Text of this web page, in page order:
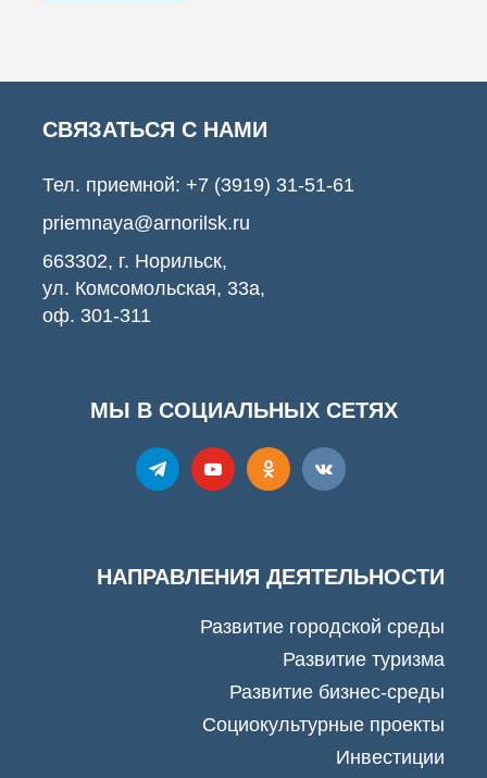
СВЯЗАТЬСЯ С НАМИ
Тел. приемной: +7 (3919) 31-51-61
priemnaya@arnorilsk.ru
663302, г. Норильск,
ул. Комсомольская, 33а,
оф. 301-311
МЫ В СОЦИАЛЬНЫХ СЕТЯХ
НАПРАВЛЕНИЯ ДЕЯТЕЛЬНОСТИ
Развитие городской среды
Развитие туризма
Развитие бизнес-среды
Социокультурные проекты
Инвестиции